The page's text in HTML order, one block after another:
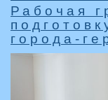
Рабочая
города-